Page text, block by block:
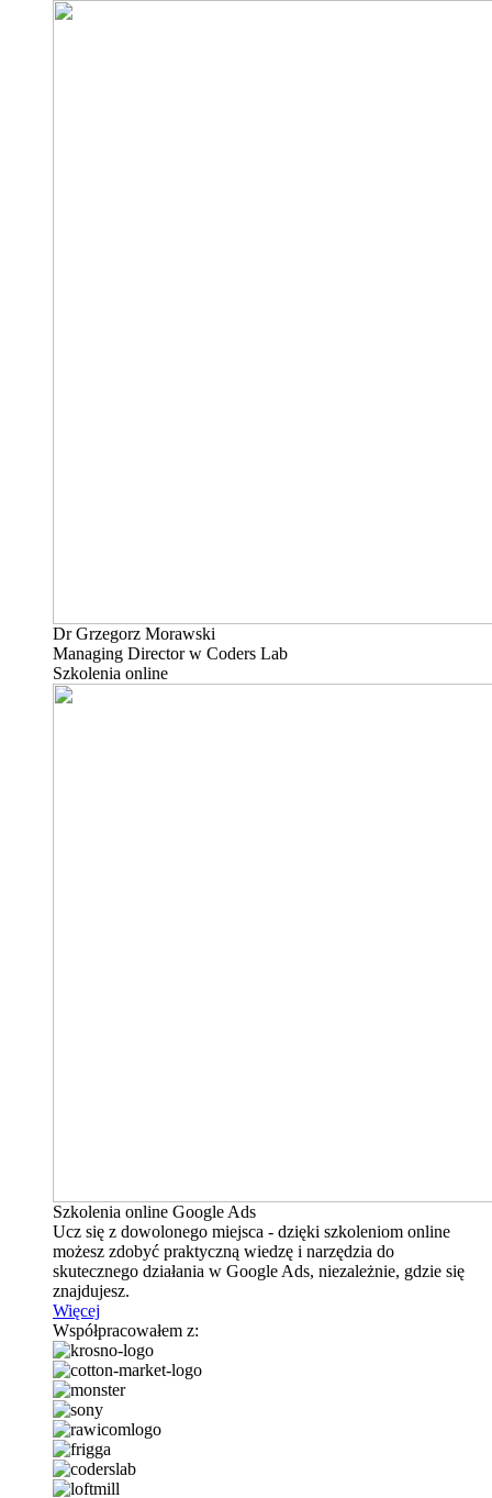
Dr Grzegorz Morawski
Managing Director w Coders Lab
Szkolenia online
Szkolenia online Google Ads
Ucz się z dowolonego miejsca - dzięki szkoleniom online
możesz zdobyć praktyczną wiedzę i narzędzia do
skutecznego działania w Google Ads, niezależnie, gdzie się
znajdujesz.
Więcej
Współpracowałem z: